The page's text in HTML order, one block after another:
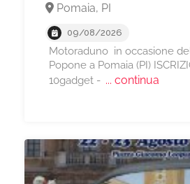
Pomaia, PI
09/08/2026
Motoraduno in occasione
Popone a Pomaia (PI)
10gadget -... continua